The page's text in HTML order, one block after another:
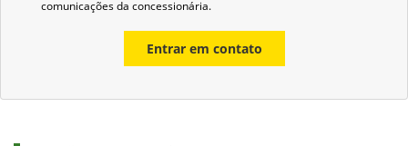
comunicações da concessionária.
Entrar em contato